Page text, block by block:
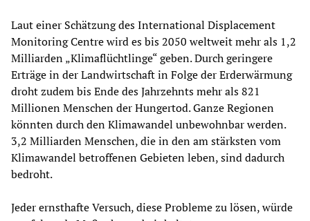
Laut einer Schätzung des International Displacement
Monitoring Centre wird es bis 2050 weltweit mehr als 1,2
Milliarden „Klimaflüchtlinge“ geben. Durch geringere
Erträge in der Landwirtschaft in Folge der Erderwärmung
droht zudem bis Ende des Jahrzehnts mehr als 821
Millionen Menschen der Hungertod. Ganze Regionen
könnten durch den Klimawandel unbewohnbar werden.
3,2 Milliarden Menschen, die in den am stärksten vom
Klimawandel betroffenen Gebieten leben, sind dadurch
bedroht.
Jeder ernsthafte Versuch, diese Probleme zu lösen, würde